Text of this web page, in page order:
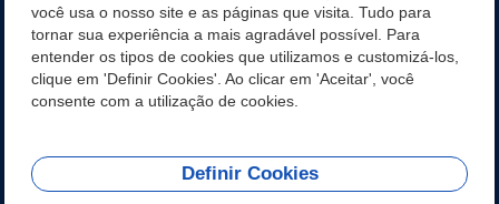
NOTÍCIAS
APLICATIVO
REDES SOCIAIS
você usa o nosso site e as páginas que visita. Tudo para
tornar sua experiência a mais agradável possível. Para
entender os tipos de cookies que utilizamos e customizá-los,
clique em 'Definir Cookies'. Ao clicar em 'Aceitar', você
consente com a utilização de cookies.
Definir Cookies